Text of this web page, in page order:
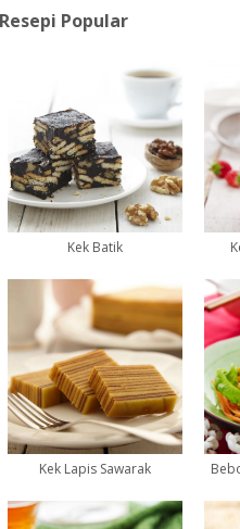
Resepi Popular
Kek Batik
Kek Lapis Sawarak